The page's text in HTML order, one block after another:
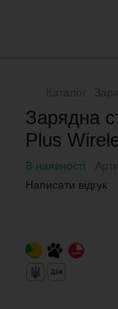
Зарядна
Plus
В наявності
Написати відгук